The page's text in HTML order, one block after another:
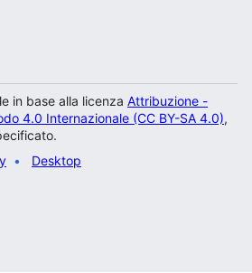
in base alla licenza Attribuzione -
4.0 Internazionale (CC BY-SA 4.0),
Desktop